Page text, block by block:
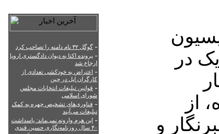
- گوگل ۳۲ نام دامنه را تصاحب کرد
- پرونده اکتا به دیوان دادگستری اروپا
ارجاع شد
- اعتراض به خودکشی تعدادی از
کارگران اپل در چین
- قوانین تبلیغات انتخابات مجلس
شورای اسلامی
- فناوری‌های تشخیص چهره به کمک
تبلیغات می‌آیند
- این هرم وارونه نمی‌ماند: پاسداشت
۴۰ سال روزنامه‌نگاری حسین قندی
در
از
و